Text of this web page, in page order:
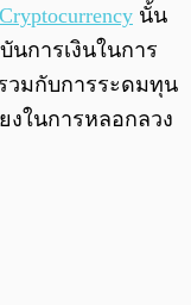
Cryptocurrency นั้น
การเงินในการ
วมกับการระดมทุน
งในการหลอกลวง